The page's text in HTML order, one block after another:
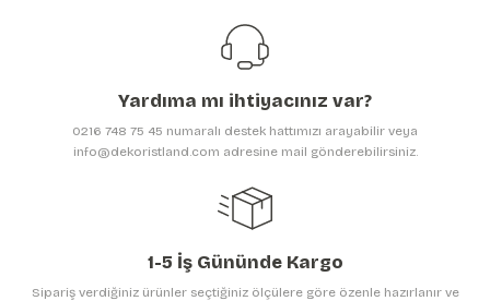
Ürün resmi kalitesiz, bozuk veya görüntülenemiyor.
Ürün bilgilerinde hatalar bulunuyor.
Yardıma mı ihtiyacınız var?
0216 748 75 45 numaralı destek hattımızı arayabilir veya
info@dekoristland.com adresine mail gönderebilirsiniz.
1-5 İş Gününde Kargo
Sipariş verdiğiniz ürünler seçtiğiniz ölçülere göre özenle hazırlanır ve